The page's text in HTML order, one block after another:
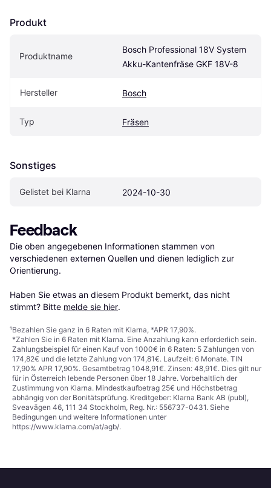
Produkt
Produktname
Bosch Professional 18V System
Akku-Kantenfräse GKF 18V-8
Hersteller Bosch
Typ Fräsen
Sonstiges
Gelistet bei Klarna 2024-10-30
Feedback
Die oben angegebenen Informationen stammen von
verschiedenen externen Quellen und dienen lediglich zur
Orientierung.
Haben Sie etwas an diesem Produkt bemerkt, das nicht
stimmt? Bitte melde sie hier.
¹Bezahlen Sie ganz in 6 Raten mit Klarna, *APR 17,90%.
*Zahlen Sie in 6 Raten mit Klarna. Eine Anzahlung kann erforderlich sein.
Zahlungsbeispiel für einen Kauf von 1000€ in 6 Raten: 5 Zahlungen von
174,82€ und die letzte Zahlung von 174,81€. Laufzeit: 6 Monate. TIN
17,90% APR 17,90%. Gesamtbetrag 1048,91€. Zinsen: 48,91€. Dies gilt nur
für in Österreich lebende Personen über 18 Jahre. Vorbehaltlich der
Zustimmung von Klarna. Mindestkaufbetrag 25€ und Höchstbetrag
abhängig von der Bonitätsprüfung. Kreditgeber: Klarna Bank AB (publ),
Sveavägen 46, 111 34 Stockholm, Reg. Nr.: 556737-0431. Siehe
Bedingungen und weitere Informationen unter
https://www.klarna.com/at/agb/.